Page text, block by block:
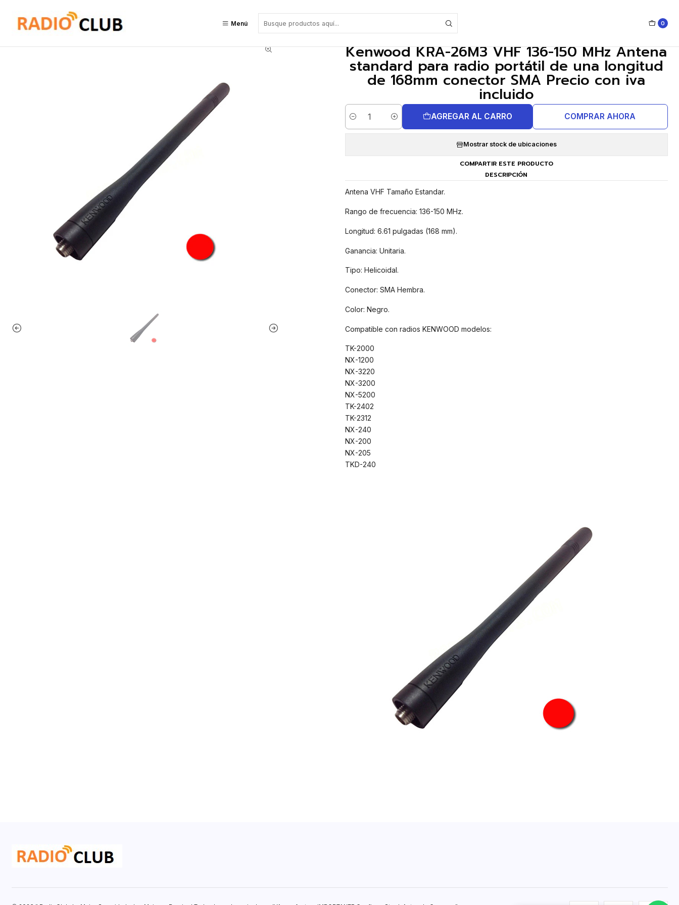
Menú 0
Kenwood KRA-26M3 VHF 136-150 MHz Antena standard para radio portátil de una longitud de 168mm conector SMA Precio con iva incluido
Kenwood KRA-26M3 VHF 136-150 MHz Antena
standard para radio portátil de una longitud
de 168mm conector SMA Precio con iva
incluido
Cantidad
AGREGAR AL CARRO COMPRAR AHORA
Mostrar stock de ubicaciones
COMPARTIR ESTE PRODUCTO
DESCRIPCIÓN
Antena VHF Tamaño Estandar.
Rango de frecuencia: 136-150 MHz.
Longitud: 6.61 pulgadas (168 mm).
Ganancia: Unitaria.
Tipo: Helicoidal.
Conector: SMA Hembra.
Color: Negro.
Compatible con radios KENWOOD modelos:
TK-2000
NX-1200
NX-3220
NX-3200
NX-5200
TK-2402
TK-2312
NX-240
NX-200
NX-205
TKD-240